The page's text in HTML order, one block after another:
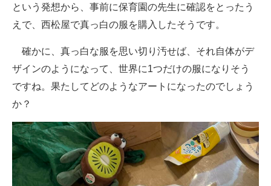
という発想から、事前に保育園の先生に確認をとったう
えで、西松屋で真っ白の服を購入したそうです。
確かに、真っ白な服を思い切り汚せば、それ自体がデ
ザインのようになって、世界に1つだけの服になりそう
ですね。果たしてどのようなアートになったのでしょう
か？